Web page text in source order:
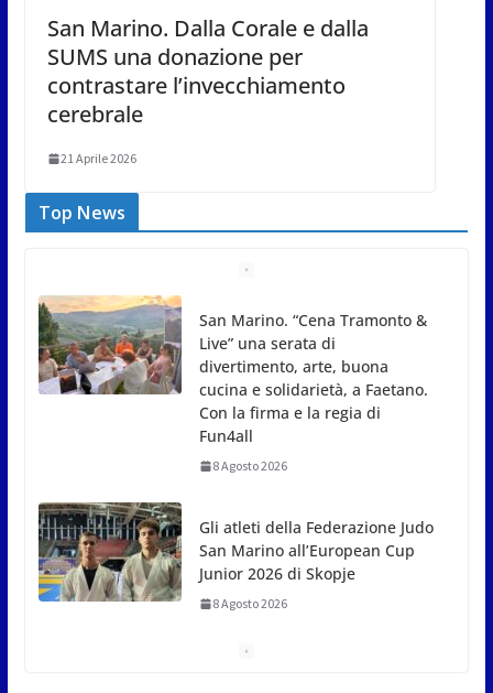
San Marino. Dalla Corale e dalla
SUMS una donazione per
contrastare l’invecchiamento
cerebrale
21 Aprile 2026
Top News
Gli atleti della Federazione Judo
San Marino all’European Cup
Junior 2026 di Skopje
8 Agosto 2026
L’arte perde uno dei suoi maestri: si è spento a 91
8 Agosto 2026
A Oltremare 2.0 a Riccione in migliaia per
incontrare i DinsiemE